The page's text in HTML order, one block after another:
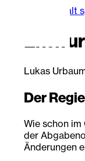
Zum Hauptinhalt
Lukas
Der
Wie schon
der
Änderungen